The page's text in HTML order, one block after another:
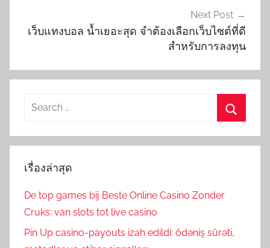
Next Post
เว็บแทงบอล น้ำเยอะสุด จำต้องเลือกเว็บไซต์ที่ดี
สำหรับการลงทุน
Search
เรื่องล่าสุด
De top games bij Beste Online Casino Zonder
Cruks: van slots tot live casino
Pin Up casino-payouts izah edildi: ödəniş sürəti,